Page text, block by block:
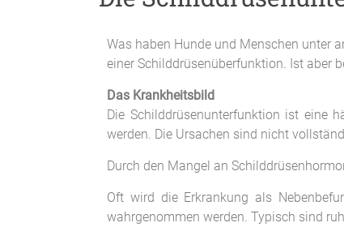
Was haben Hunde und Menschen unter
einer Schilddrüsenüberfunktion. Ist aber
Das Krankheitsbild
Die Schilddrüsenunterfunktion ist eine
werden. Die Ursachen sind nicht
Durch den Mangel an
Oft wird die Erkrankung als
wahrgenommen werden. Typisch sind